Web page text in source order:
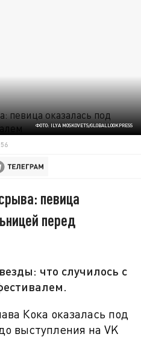
ФОТО: ILYA MOSKOVETS/GLOBALLOOKPRESS
певица
перед
что случилось с
Кока оказалась под
выступления на VK